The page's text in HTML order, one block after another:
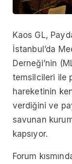
Kaos GL,
İstanbul’da
Derneği’nin
temsilcileri ile
hareketinin
verdiğini ve
savunan
kapsıyor.
Forum